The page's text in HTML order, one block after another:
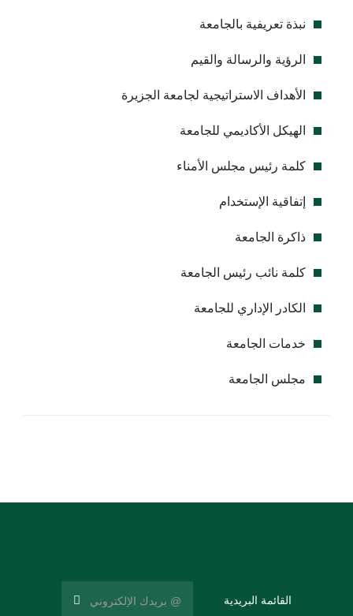
نبذة تعريفية بالجامعة
الرؤية والرسالة والقيم
الأهداف الاستراتيجية لجامعة الجزيرة
الهيكل الأكاديمي للجامعة
كلمة رئيس مجلس الأمناء
إتفاقية الإستخدام
ذاكرة الجامعة
كلمة نائب رئيس الجامعة
الكادر الإداري للجامعة
خدمات الجامعة
مجلس الجامعة
القائمة البريدية